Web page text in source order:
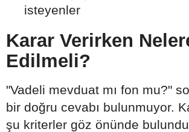
isteyenler
Karar Verirken
Edilmeli?
"Vadeli mevduat mı fon mu?"
bir doğru cevabı bulunmuyor.
şu kriterler göz önünde